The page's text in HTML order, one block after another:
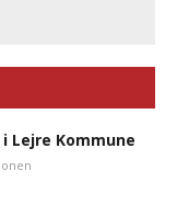
Lejre Kommune